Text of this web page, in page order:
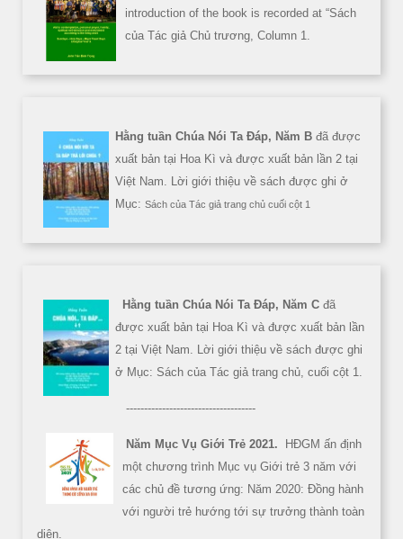
introduction of the book is recorded at “Sách
của Tác giả Chủ trương, Column 1.
Hằng tuần Chúa Nói Ta Đáp, Năm B đã được
xuất bản tại Hoa Kì và được xuất bản lần 2 tại
Việt Nam. Lời giới thiệu về sách được ghi ở
Mục: Sách của Tác giả trang chủ cuối cột 1
Hằng tuần Chúa Nói Ta Đáp, Năm C đã
được xuất bản tại Hoa Kì và được xuất bản lần
2 tại Việt Nam. Lời giới thiệu về sách được ghi
ở Mục: Sách của Tác giả trang chủ, cuối cột 1.
------------------------------------
Năm Mục Vụ Giới Trẻ 2021.
HĐGM ấn định
một chương trình Mục vụ Giới trẻ 3 năm với
các chủ đề tương ứng: Năm 2020: Đồng hành
với người trẻ hướng tới sự trưởng thành toàn
diện.